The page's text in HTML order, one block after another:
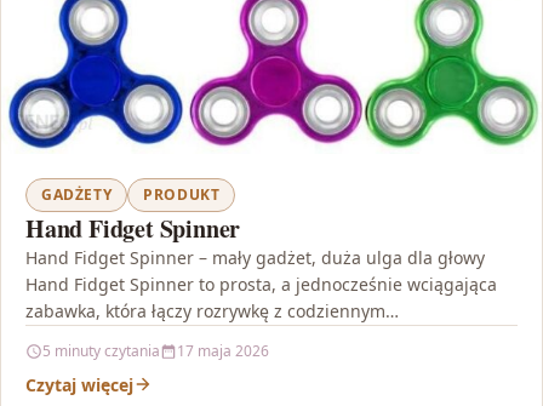
GADŻETY PRODUKT
Hand Fidget Spinner
Hand Fidget Spinner – mały gadżet, duża ulga dla głowy
Hand Fidget Spinner to prosta, a jednocześnie wciągająca
zabawka, która łączy rozrywkę z codziennym…
5 minuty czytania 17 maja 2026
Czytaj więcej